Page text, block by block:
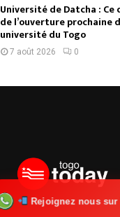
Université de Datcha : Ce
de l’ouverture prochaine
université du Togo
7 août 2026 0
Rejoignez nous sur